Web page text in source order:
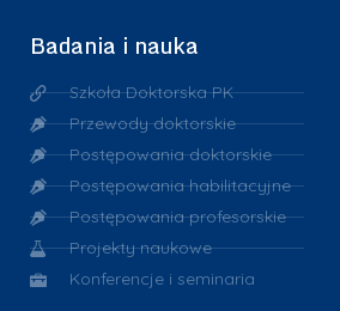
Badania i nauka
Szkoła Doktorska PK
Przewody doktorskie
Postępowania doktorskie
Postępowania habilitacyjne
Postępowania profesorskie
Projekty naukowe
Konferencje i seminaria